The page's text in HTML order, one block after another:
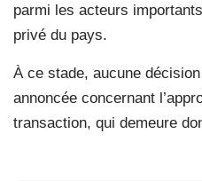
parmi les acteurs
privé du pays.
À ce stade, aucune
annoncée concernant
transaction, qui demeure